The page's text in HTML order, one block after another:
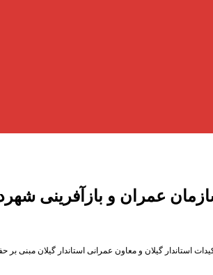
عمران و بازآفرینی
گیلان و معاون عمرانی استاندار گیلان مبنی